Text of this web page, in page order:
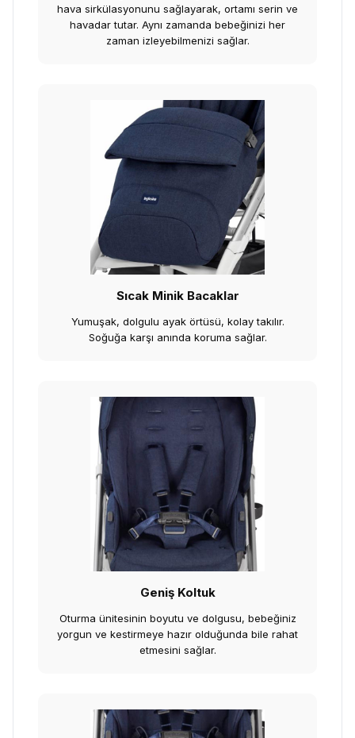
hava sirkülasyonunu sağlayarak, ortamı serin ve
havadar tutar. Aynı zamanda bebeğinizi her
zaman izleyebilmenizi sağlar.
Sıcak Minik Bacaklar
Yumuşak, dolgulu ayak örtüsü, kolay takılır.
Soğuğa karşı anında koruma sağlar.
Geniş Koltuk
Oturma ünitesinin boyutu ve dolgusu, bebeğiniz
yorgun ve kestirmeye hazır olduğunda bile rahat
etmesini sağlar.